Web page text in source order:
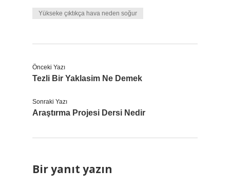
Yükseke çıktıkça hava neden soğur
Önceki Yazı
Tezli Bir Yaklasim Ne Demek
Sonraki Yazı
Araştırma Projesi Dersi Nedir
Bir yanıt yazın